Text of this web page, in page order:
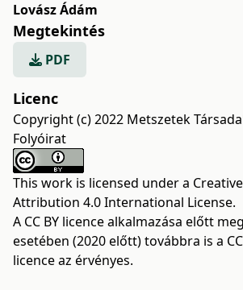
Lovász Ádám
Megtekintés
PDF
Licenc
Copyright (c) 2022 Metszetek
Folyóirat
This work is licensed under a
Attribution 4.0 International License.
A CC BY licence alkalmazása előtt
esetében (2020 előtt) továbbra is a CC
licence az érvényes.